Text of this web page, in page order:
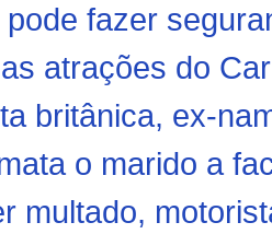
pode fazer
atrações do
britânica, ex-
o marido a
multado,